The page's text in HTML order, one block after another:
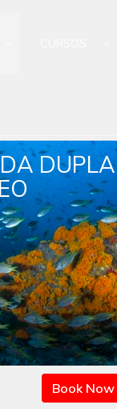
DUPLA
Book Now